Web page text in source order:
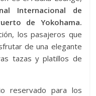
Internacional de
de Yokohama.
los pasajeros que
de una elegante
tazas y platillos de
reservado para los